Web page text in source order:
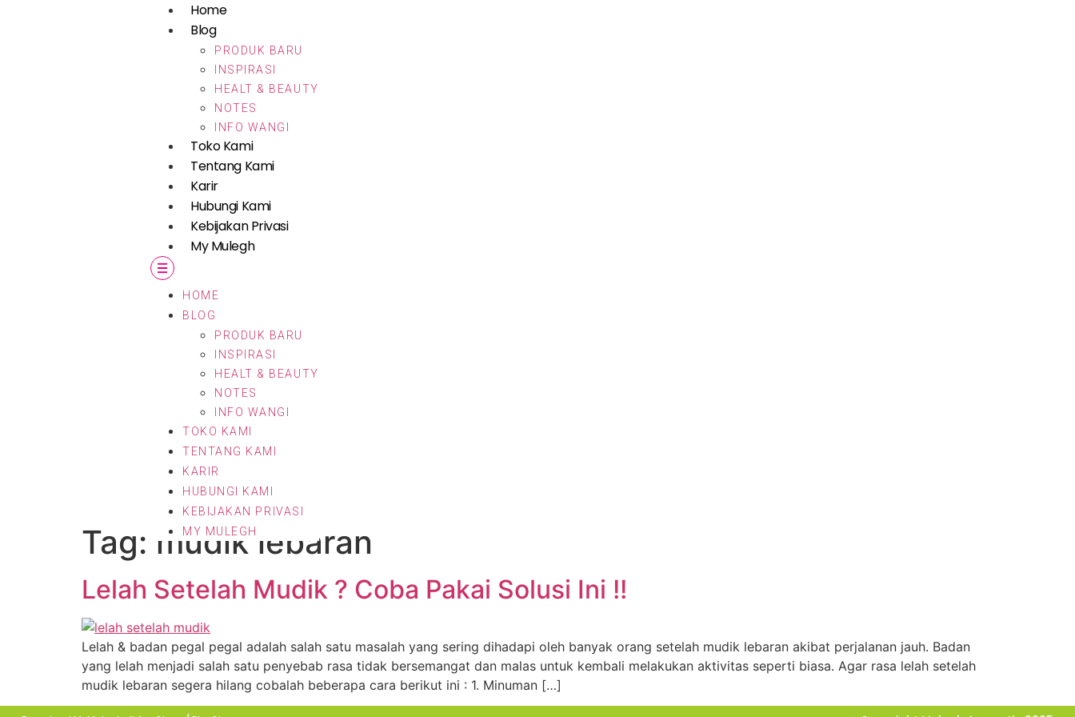
Home
Blog
PRODUK BARU
INSPIRASI
HEALT & BEAUTY
NOTES
INFO WANGI
Toko Kami
Tentang Kami
Karir
Hubungi Kami
Kebijakan Privasi
My Mulegh
HOME
BLOG
PRODUK BARU
INSPIRASI
HEALT & BEAUTY
NOTES
INFO WANGI
TOKO KAMI
TENTANG KAMI
KARIR
HUBUNGI KAMI
KEBIJAKAN PRIVASI
MY MULEGH
Tag: mudik lebaran
Lelah Setelah Mudik ? Coba Pakai Solusi Ini !!
Lelah & badan pegal pegal adalah salah satu masalah yang sering dihadapi oleh banyak orang setelah mudik lebaran akibat perjalanan jauh. Badan
yang lelah menjadi salah satu penyebab rasa tidak bersemangat dan malas untuk kembali melakukan aktivitas seperti biasa. Agar rasa lelah setelah
mudik lebaran segera hilang cobalah beberapa cara berikut ini : 1. Minuman […]